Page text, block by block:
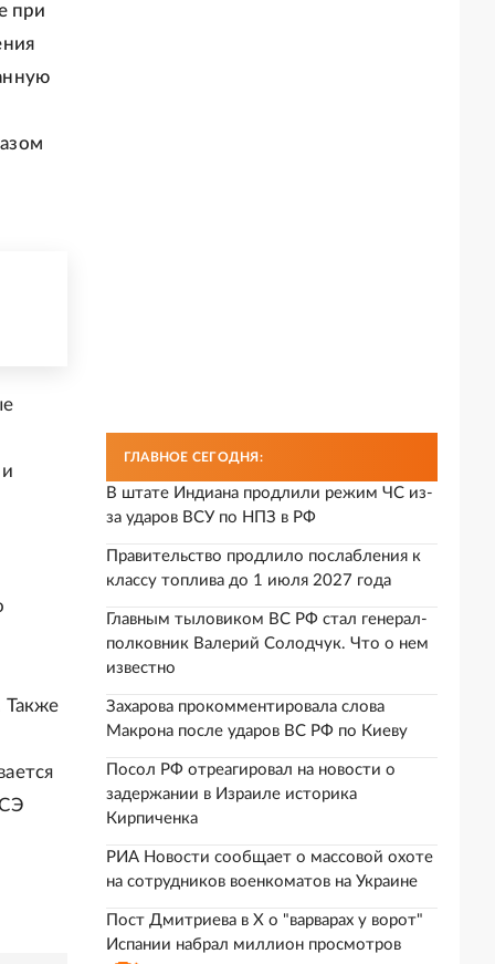
при
Также
ГЛАВНОЕ СЕГОДНЯ:
В штате Индиана продлили режим ЧС из-
за ударов ВСУ по НПЗ в РФ
Правительство продлило послабления к
классу топлива до 1 июля 2027 года
Главным тыловиком ВС РФ стал генерал-
полковник Валерий Солодчук. Что о нем
известно
Захарова прокомментировала слова
Макрона после ударов ВС РФ по Киеву
Посол РФ отреагировал на новости о
задержании в Израиле историка
Кирпиченка
РИА Новости сообщает о массовой охоте
на сотрудников военкоматов на Украине
Пост Дмитриева в X о "варварах у ворот"
Испании набрал миллион просмотров